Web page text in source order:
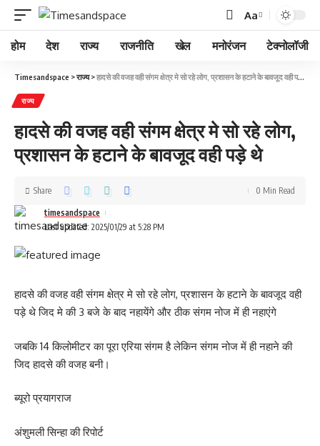
Aa
होम देश राज्य राजनीति खेल मनोरंजन टेक्नोलॉजी
Timesandspace >राज्य>हादसे की वजह वही संगम क्षेत्र मे सो रहे लोग, प्रशासन के हटाने के बावजूद वही पड़े थे
राज्य
हादसे की वजह वही संगम क्षेत्र मे सो रहे लोग,
प्रशासन के हटाने के बावजूद वही पड़े थे
Last updated: 2025/01/29 at 5:28 PM
timesandspace
Share 0 Min Read
हादसे की वजह वही संगम क्षेत्र मे सो रहे लोग, प्रशासन के हटाने के बावजूद वही
पड़े थे जिद मे की 3 बजे के बाद नहायेंगे और ठीक संगम नोज में ही नहाएंगे
जबकि 14 किलोमीटर का पूरा एरिया संगम है लेकिन संगम नोज में ही नहाने की
जिद हादसे की वजह बनी।
ब्यूरो प्रयागराज
अंशुमली सिन्हा की रिपोर्ट